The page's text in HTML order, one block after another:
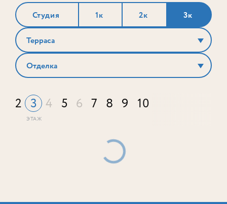
Студия 1к 2к 3к
Терраса
Отделка
2 3 4 5 6 7 8 9 10